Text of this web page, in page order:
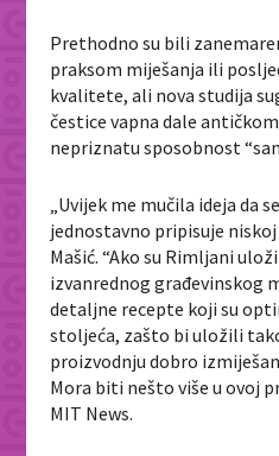
Prethodno su bili
praksom miješanja ili
kvalitete, ali nova studija
čestice vapna dale
nepriznatu sposobnost
„Uvijek me mučila ideja da
jednostavno pripisuje
Mašić. “Ako su Rimljani
izvanrednog građevinskog
detaljne recepte koji su
stoljeća, zašto bi uložili
proizvodnju dobro
Mora biti nešto više u ovoj
MIT News.